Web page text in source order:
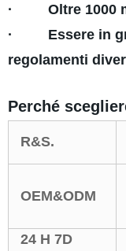
· Oltre 1000
· Essere in
regolamenti
Perché
R&S.
OEM&ODM
24 H 7D